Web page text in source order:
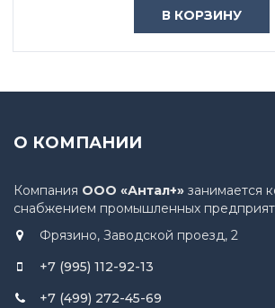
В КОРЗИНУ
О КОМПАНИИ
Компания ООО «Антал+» занимается
снабжением промышленных
Фрязино, Заводской проезд, 2
+7 (995) 112-92-13
+7 (499) 272-45-69